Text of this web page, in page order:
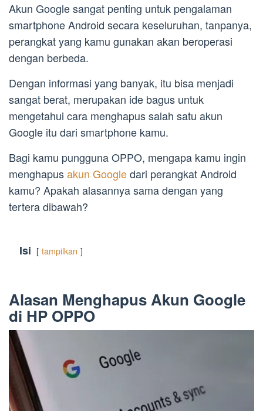
Akun Google sangat penting untuk pengalaman
smartphone Android secara keseluruhan, tanpanya,
perangkat yang kamu gunakan akan beroperasi
dengan berbeda.
Dengan informasi yang banyak, itu bisa menjadi
sangat berat, merupakan ide bagus untuk
mengetahui cara menghapus salah satu akun
Google itu dari smartphone kamu.
Bagi kamu pungguna OPPO, mengapa kamu ingin
menghapusakun Googledari perangkat Android
kamu? Apakah alasannya sama dengan yang
tertera dibawah?
Isi tampilkan
Alasan Menghapus Akun Google
di HP OPPO